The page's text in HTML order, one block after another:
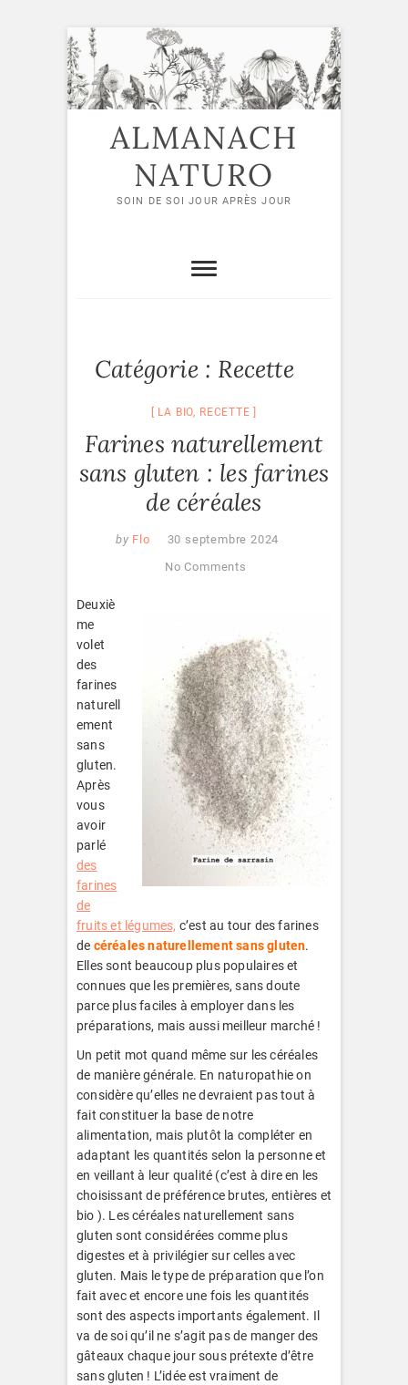
Skip
to
content
ALMANACH
NATURO
SOIN DE SOI JOUR APRÈS JOUR
Catégorie : Recette
LA BIO, RECETTE
Farines naturellement
sans gluten : les farines
de céréales
by Flo
30 septembre 2024
No Comments
Deuxiè
me
volet
des
farines
naturell
ement
sans
gluten.
Après
vous
avoir
parlé
des
farines
de
fruits et légumes, c’est au tour des farines
de céréales naturellement sans gluten.
Elles sont beaucoup plus populaires et
connues que les premières, sans doute
parce plus faciles à employer dans les
préparations, mais aussi meilleur marché !
Un petit mot quand même sur les céréales
de manière générale. En naturopathie on
considère qu’elles ne devraient pas tout à
fait constituer la base de notre
alimentation, mais plutôt la compléter en
adaptant les quantités selon la personne et
en veillant à leur qualité (c’est à dire en les
choisissant de préférence brutes, entières et
bio ). Les céréales naturellement sans
gluten sont considérées comme plus
digestes et à privilégier sur celles avec
gluten. Mais le type de préparation que l’on
fait avec et encore une fois les quantités
sont des aspects importants également. Il
va de soi qu’il ne s’agit pas de manger des
gâteaux chaque jour sous prétexte d’être
sans gluten ! L’idée est vraiment de